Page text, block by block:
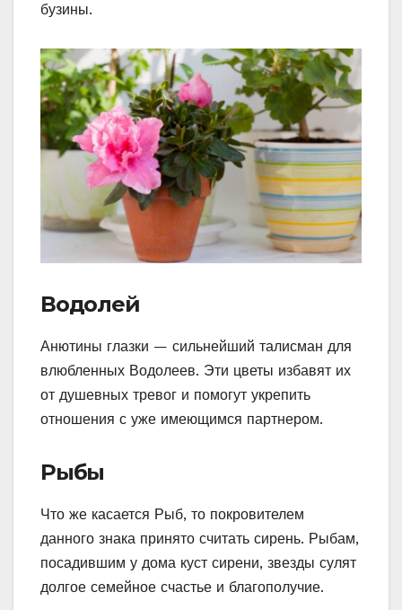
бузины.
Водолей
Анютины глазки — сильнейший талисман для
влюбленных Водолеев. Эти цветы избавят их
от душевных тревог и помогут укрепить
отношения с уже имеющимся партнером.
Рыбы
Что же касается Рыб, то покровителем
данного знака принято считать сирень. Рыбам,
посадившим у дома куст сирени, звезды сулят
долгое семейное счастье и благополучие.